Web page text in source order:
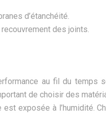
d’étanchéité.
des joints.
au fil du temps
de choisir des
exposée à